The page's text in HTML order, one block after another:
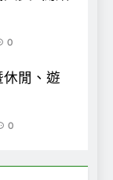
0
閒、遊
0